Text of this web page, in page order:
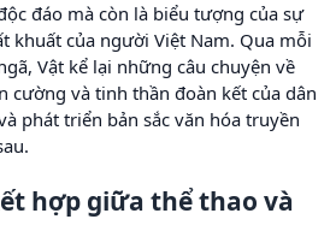
đáo mà còn là biểu tượng của sự
khuất của người Việt Nam. Qua mỗi
Vật kể lại những câu chuyện về
cường và tinh thần đoàn kết của dân
phát triển bản sắc văn hóa truyền
hợp giữa thể thao và